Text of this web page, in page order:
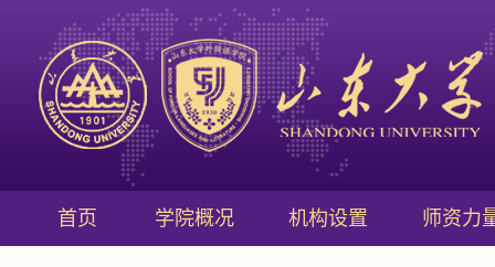
首页 学院概况 机构设置 师资力